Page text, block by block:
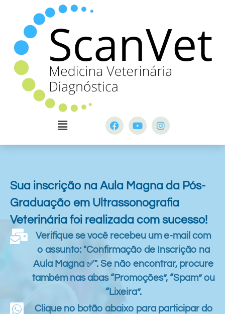
Sua inscrição na Aula Magna da Pós-
Graduação em Ultrassonografia
Veterinária foi realizada com sucesso!
Verifique se você recebeu um e-mail com
o assunto: "Confirmação de Inscrição na
Aula Magna ✅". Se não encontrar, procure
também nas abas “Promoções”, “Spam” ou
“Lixeira”.
Clique no botão abaixo para participar do